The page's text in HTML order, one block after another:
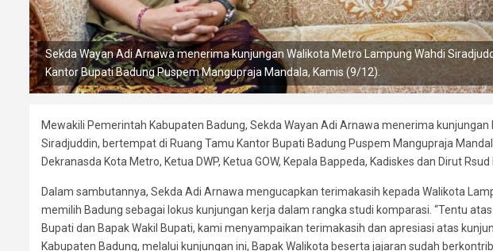
Sekda Wayan Adi Arnawa menerima kunjungan Walikota Metro Lampung Wahdi
Kantor Bupati Badung Puspem Mangupraja Mandala, Kamis (9/12).
Mewakili Pemerintah Kabupaten Badung, Sekda Wayan Adi Arnawa menerima
Siradjuddin, bertempat di Ruang Tamu Kantor Bupati Badung Puspem Mangupraja
Dekranasda Kota Metro, Ketua DWP, Ketua GOW, Kepala Bappeda, Kadiskes dan Dirut
Dalam sambutannya, Sekda Adi Arnawa mengucapkan terimakasih kepada Walikota
memilih Badung sebagai lokus kunjungan kerja dalam rangka studi komparasi. “Tentu
Bupati dan Bapak Wakil Bupati, kami menyampaikan terimakasih dan apresiasi atas
Kabupaten Badung, melalui kunjungan ini, Bapak Walikota beserta jajaran sudah